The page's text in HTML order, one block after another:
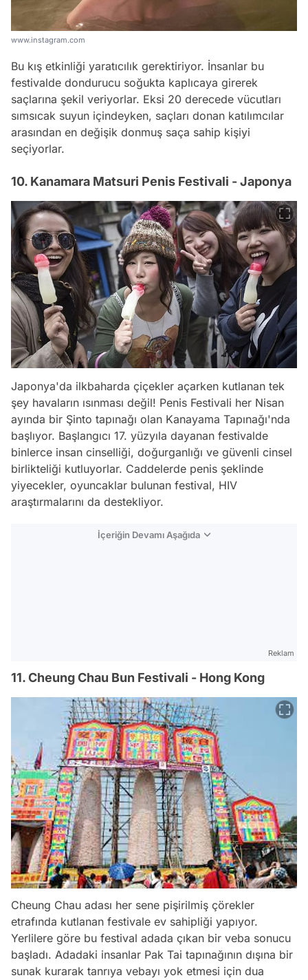
www.instagram.com
Bu kış etkinliği yaratıcılık gerektiriyor. İnsanlar bu
festivalde dondurucu soğukta kaplıcaya girerek
saçlarına şekil veriyorlar. Eksi 20 derecede vücutları
sımsıcak suyun içindeyken, saçları donan katılımcılar
arasından en değişik donmuş saça sahip kişiyi
seçiyorlar.
10. Kanamara Matsuri Penis Festivali - Japonya
Japonya'da ilkbaharda çiçekler açarken kutlanan tek
şey havaların ısınması değil! Penis Festivali her Nisan
ayında bir Şinto tapınağı olan Kanayama Tapınağı'nda
başlıyor. Başlangıcı 17. yüzyıla dayanan festivalde
binlerce insan cinselliği, doğurganlığı ve güvenli cinsel
birlikteliği kutluyorlar. Caddelerde penis şeklinde
yiyecekler, oyuncaklar bulunan festival, HIV
araştırmalarını da destekliyor.
İçeriğin Devamı Aşağıda
Reklam
11. Cheung Chau Bun Festivali - Hong Kong
Cheung Chau adası her sene pişirilmiş çörekler
etrafında kutlanan festivale ev sahipliği yapıyor.
Yerlilere göre bu festival adada çıkan bir veba sonucu
başladı. Adadaki insanlar Pak Tai tapınağının dışına bir
sunak kurarak tanrıya vebayı yok etmesi için dua